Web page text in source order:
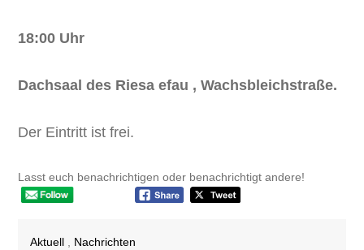
18:00 Uhr
Dachsaal des Riesa efau , Wachsbleichstraße.
Der Eintritt ist frei.
Lasst euch benachrichtigen oder benachrichtigt andere!
Aktuell , Nachrichten